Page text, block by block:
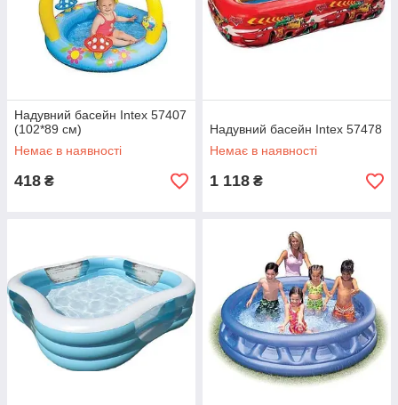
Надувний басейн Intex 57407
(102*89 см)
Немає в наявності
418 ₴
Надувний басейн Intex 57478
Немає в наявності
1 118 ₴